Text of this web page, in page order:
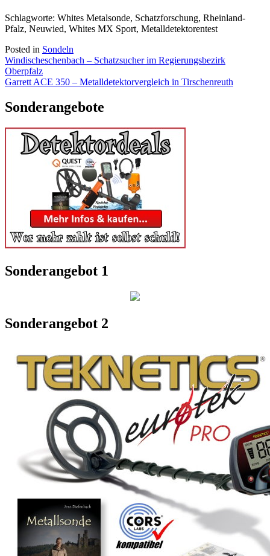
Schlagworte: Whites Metalsonde, Schatzforschung, Rheinland-
Pfalz, Neuwied, Whites MX Sport, Metalldetektorentest
Posted in Sondeln
Beitragsnavigation
Windischeschenbach – Schatzsucher im Regierungsbezirk
Oberpfalz
Garrett ACE 350 – Metalldetektorvergleich in Tirschenreuth
Sonderangebote
Sonderangebot 1
Sonderangebot 2